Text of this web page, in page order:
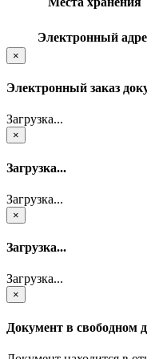
Электронный
×
Электронный заказ
Загрузка...
×
Загрузка...
Загрузка...
×
Загрузка...
Загрузка...
×
Документ в свободном